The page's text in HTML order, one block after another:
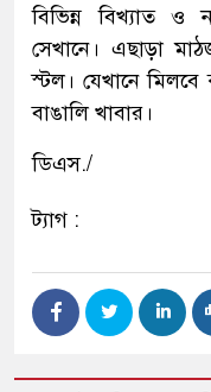
বিভিন্ন বিখ্যাত ও
সেখানে। এছাড়া
স্টল। যেখানে
বাঙালি খাবার।
ডিএস./
ট্যাগ :